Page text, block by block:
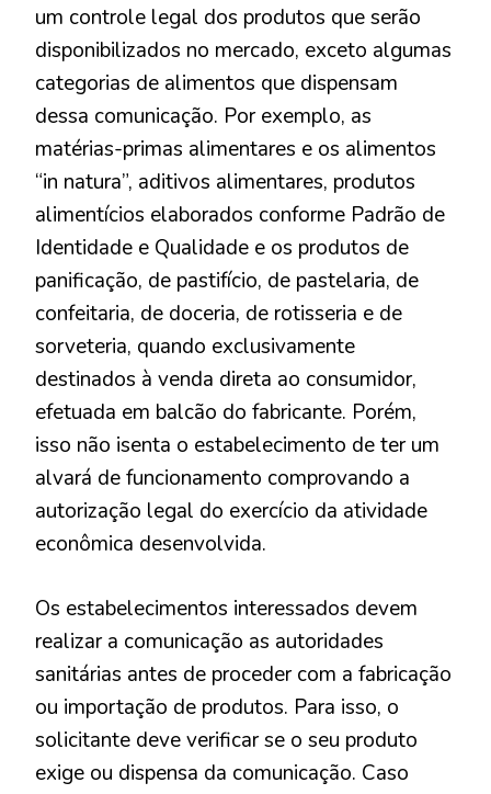
um controle legal dos produtos que serão
disponibilizados no mercado, exceto algumas
categorias de alimentos que dispensam
dessa comunicação. Por exemplo, as
matérias-primas alimentares e os alimentos
“in natura”, aditivos alimentares, produtos
alimentícios elaborados conforme Padrão de
Identidade e Qualidade e os produtos de
panificação, de pastifício, de pastelaria, de
confeitaria, de doceria, de rotisseria e de
sorveteria, quando exclusivamente
destinados à venda direta ao consumidor,
efetuada em balcão do fabricante. Porém,
isso não isenta o estabelecimento de ter um
alvará de funcionamento comprovando a
autorização legal do exercício da atividade
econômica desenvolvida.
Os estabelecimentos interessados devem
realizar a comunicação as autoridades
sanitárias antes de proceder com a fabricação
ou importação de produtos. Para isso, o
solicitante deve verificar se o seu produto
exige ou dispensa da comunicação. Caso